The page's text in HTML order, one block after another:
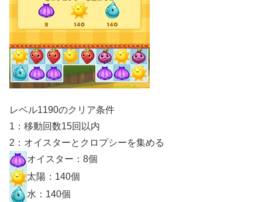
レベル1190のクリア条件
1：移動回数15回以内
2：オイスターとクロプシーを集める
オイスター：8個
太陽：140個
水：140個